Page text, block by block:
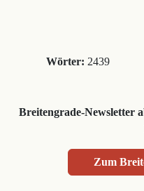
Wörter: 2439
Breitengrade-Newsletter
Zum